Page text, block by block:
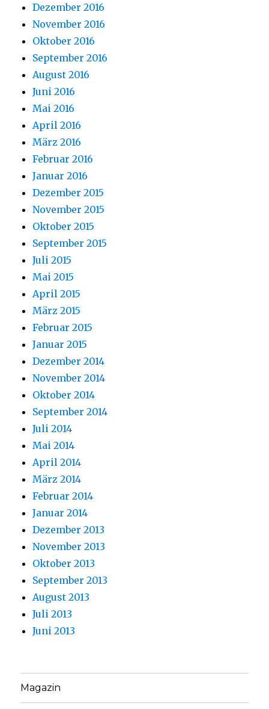
Dezember 2016
November 2016
Oktober 2016
September 2016
August 2016
Juni 2016
Mai 2016
April 2016
März 2016
Februar 2016
Januar 2016
Dezember 2015
November 2015
Oktober 2015
September 2015
Juli 2015
Mai 2015
April 2015
März 2015
Februar 2015
Januar 2015
Dezember 2014
November 2014
Oktober 2014
September 2014
Juli 2014
Mai 2014
April 2014
März 2014
Februar 2014
Januar 2014
Dezember 2013
November 2013
Oktober 2013
September 2013
August 2013
Juli 2013
Juni 2013
Magazin